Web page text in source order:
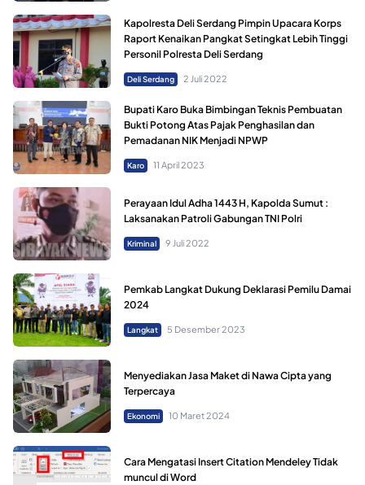
Kapolresta Deli Serdang Pimpin Upacara Korps
Raport Kenaikan Pangkat Setingkat Lebih Tinggi
Personil Polresta Deli Serdang
Deli Serdang 2 Juli 2022
Bupati Karo Buka Bimbingan Teknis Pembuatan
Bukti Potong Atas Pajak Penghasilan dan
Pemadanan NIK Menjadi NPWP
Karo 11 April 2023
Perayaan Idul Adha 1443 H, Kapolda Sumut :
Laksanakan Patroli Gabungan TNI Polri
Kriminal 9 Juli 2022
Pemkab Langkat Dukung Deklarasi Pemilu Damai
2024
Langkat 5 Desember 2023
Menyediakan Jasa Maket di Nawa Cipta yang
Terpercaya
Ekonomi 10 Maret 2024
Cara Mengatasi Insert Citation Mendeley Tidak
muncul di Word